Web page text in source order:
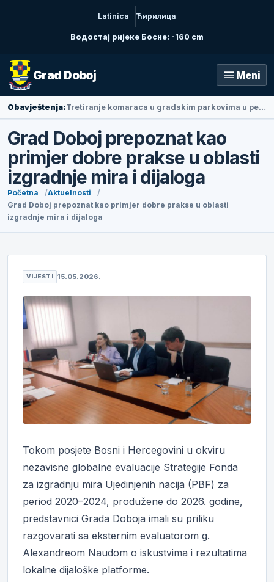
Latinica Ћирилица
Водостај ријеке Босне: -160 cm
Grad Doboj menu Meni
Obavještenja: Ambasadorka Narodne Republike Kine u BiH Li Fan posjetila Doboj
Grad Doboj prepoznat kao
primjer dobre prakse u oblasti
izgradnje mira i dijaloga
Početna
Aktuelnosti
Grad Doboj prepoznat kao primjer dobre prakse u oblasti
izgradnje mira i dijaloga
VIJESTI 15.05.2026.
Tokom posjete Bosni i Hercegovini u okviru
nezavisne globalne evaluacije Strategije Fonda
za izgradnju mira Ujedinjenih nacija (PBF) za
period 2020–2024, produžene do 2026. godine,
predstavnici Grada Doboja imali su priliku
razgovarati sa eksternim evaluatorom g.
Alexandreom Naudom o iskustvima i rezultatima
lokalne dijaloške platforme.